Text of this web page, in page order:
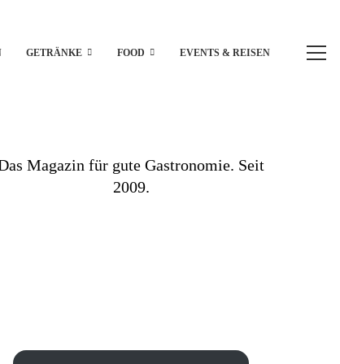
GETRÄNKE FOOD EVENTS & REISEN
Magazin für gute Gastronomie. Seit
2009.